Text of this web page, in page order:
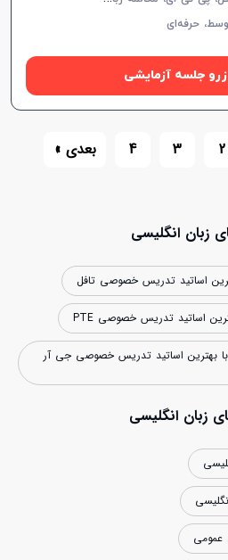
حرفه‌ای
جلسه آزمایشی
2
3
4 بعدی »
انگلیسی
اساتید تدریس خصوصی تافل
بهترین اساتید تدریس خصوصی جی آر
انگلیسی